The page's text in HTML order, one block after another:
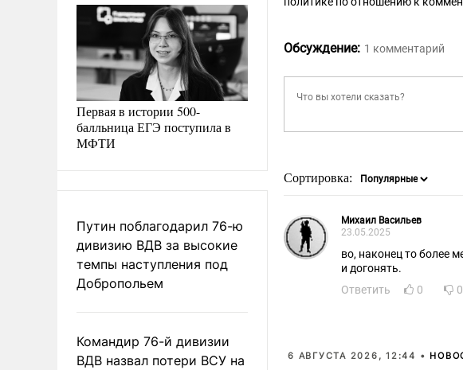
Первая в истории 500-
балльница ЕГЭ поступила в
МФТИ
Путин поблагодарил 76-ю
дивизию ВДВ за высокие
темпы наступления под
Добропольем
Командир 76-й дивизии
ВДВ назвал потери ВСУ на
Обсуждение: 1 комментарий
Сортировка:
Михаил Васильев
23.05.2025
во, наконец то более
и догонять.
Ответить
0 0
6 АВГУСТА 2026, 12:44 •